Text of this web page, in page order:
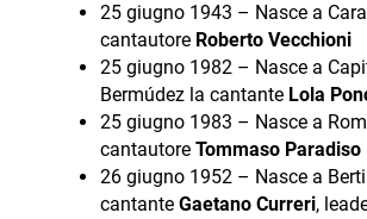
25 giugno 1943 – Nasce a
cantautore Roberto Vecchioni
25 giugno 1982 – Nasce a
Bermúdez la cantante Lola
25 giugno 1983 – Nasce a
cantautore Tommaso Paradiso
26 giugno 1952 – Nasce a
cantante Gaetano Curreri,